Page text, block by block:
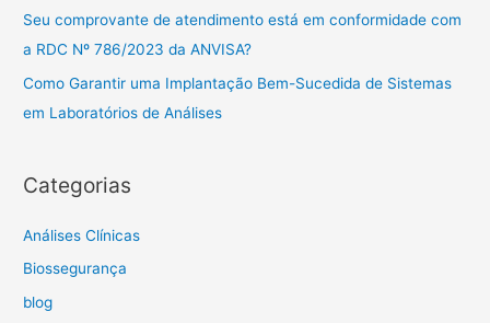
o
r
:
Seu comprovante de atendimento está em conformidade com
a RDC Nº 786/2023 da ANVISA?
Como Garantir uma Implantação Bem-Sucedida de Sistemas
em Laboratórios de Análises
Categorias
Análises Clínicas
Biossegurança
blog